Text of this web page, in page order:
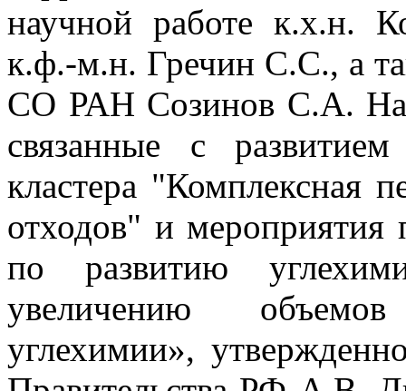
научной работе к.х.н.
к.ф.-м.н. Гречин С.С., а
СО РАН Созинов С.А. На
связанные с развитием
кластера "Комплексная
отходов" и мероприятия
по развитию
увеличению
углехимии»,